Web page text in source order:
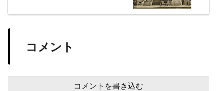
コメント
コメントを書き込む